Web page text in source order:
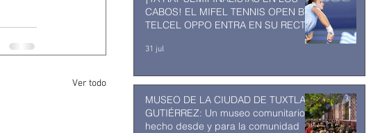
Ver todo
CABOS! EL MIFEL TENNIS OPEN BY
TELCEL OPPO ENTRA EN SU RECTA
31 jul
MUSEO DE LA CIUDAD DE TUXTLA
GUTIÉRREZ: Un museo comunitario
hecho desde y para la comunidad